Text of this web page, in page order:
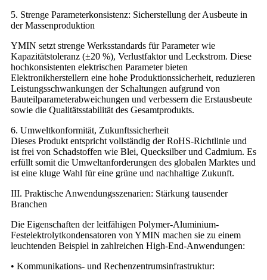
5. Strenge Parameterkonsistenz: Sicherstellung der Ausbeute in
der Massenproduktion
YMIN setzt strenge Werksstandards für Parameter wie
Kapazitätstoleranz (±20 %), Verlustfaktor und Leckstrom. Diese
hochkonsistenten elektrischen Parameter bieten
Elektronikherstellern eine hohe Produktionssicherheit, reduzieren
Leistungsschwankungen der Schaltungen aufgrund von
Bauteilparameterabweichungen und verbessern die Erstausbeute
sowie die Qualitätsstabilität des Gesamtprodukts.
6. Umweltkonformität, Zukunftssicherheit
Dieses Produkt entspricht vollständig der RoHS-Richtlinie und
ist frei von Schadstoffen wie Blei, Quecksilber und Cadmium. Es
erfüllt somit die Umweltanforderungen des globalen Marktes und
ist eine kluge Wahl für eine grüne und nachhaltige Zukunft.
III. Praktische Anwendungsszenarien: Stärkung tausender
Branchen
Die Eigenschaften der leitfähigen Polymer-Aluminium-
Festelektrolytkondensatoren von YMIN machen sie zu einem
leuchtenden Beispiel in zahlreichen High-End-Anwendungen:
• Kommunikations- und Rechenzentrumsinfrastruktur: